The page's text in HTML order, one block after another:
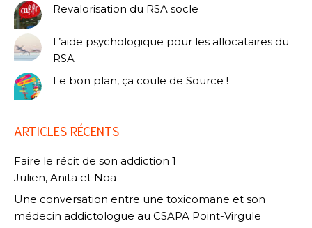
Revalorisation du RSA socle
L’aide psychologique pour les allocataires du
RSA
Le bon plan, ça coule de Source !
ARTICLES RÉCENTS
Faire le récit de son addiction 1
Julien, Anita et Noa
Une conversation entre une toxicomane et son
médecin addictologue au CSAPA Point-Virgule